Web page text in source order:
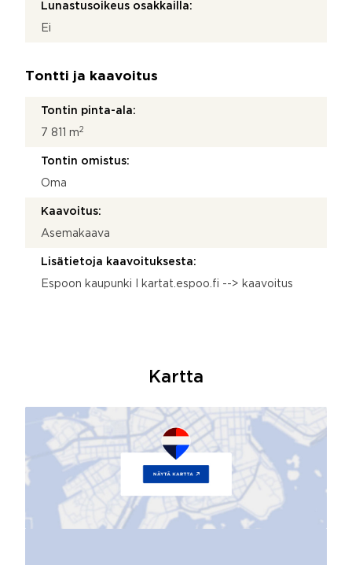
Lunastusoikeus osakkailla:
Ei
Tontti ja kaavoitus
Tontin pinta-ala:
7 811 m2
Tontin omistus:
Oma
Kaavoitus:
Asemakaava
Lisätietoja kaavoituksesta:
Espoon kaupunki I kartat.espoo.fi --> kaavoitus
Kartta